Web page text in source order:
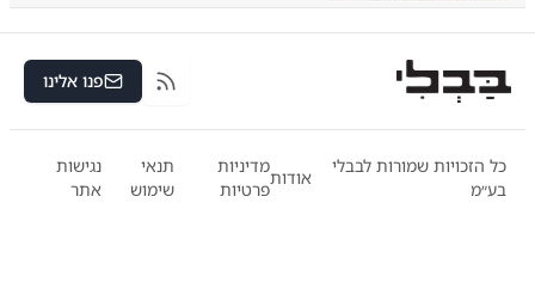
RSS פנו אלינו
כל הזכויות שמורות לבבלי
בע״מ
אודות
מדיניות
פרטיות
תנאי
שימוש
נגישות
אתר